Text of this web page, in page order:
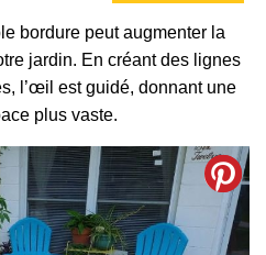
bordure peut augmenter la
jardin. En créant des lignes
l’œil est guidé, donnant une
plus vaste.